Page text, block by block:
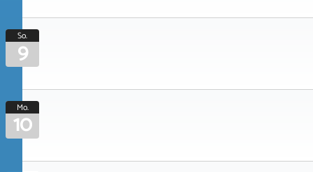
So.
9
Mo.
10